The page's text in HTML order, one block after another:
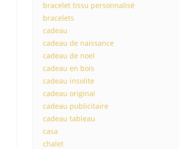
bracelet tissu personnalisé
bracelets
cadeau
cadeau de naissance
cadeau de noel
cadeau en bois
cadeau insolite
cadeau original
cadeau publicitaire
cadeau tableau
casa
chalet